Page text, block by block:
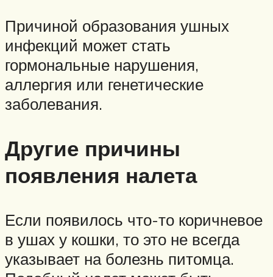
Причиной образования ушных
инфекций может стать
гормональные нарушения,
аллергия или генетические
заболевания.
Другие причины
появления налета
Если появилось что-то коричневое
в ушах у кошки, то это не всегда
указывает на болезнь питомца.